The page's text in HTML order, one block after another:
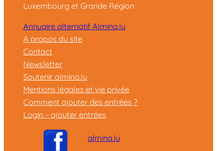
Luxembourg et Grande Région
Annuaire alternatif Almina.lu
A propos du site
Contact
Newsletter
Soutenir almina.lu
Mentions légales et vie privée
Comment ajouter des entrées ?
Login – ajouter entrées
almina.lu